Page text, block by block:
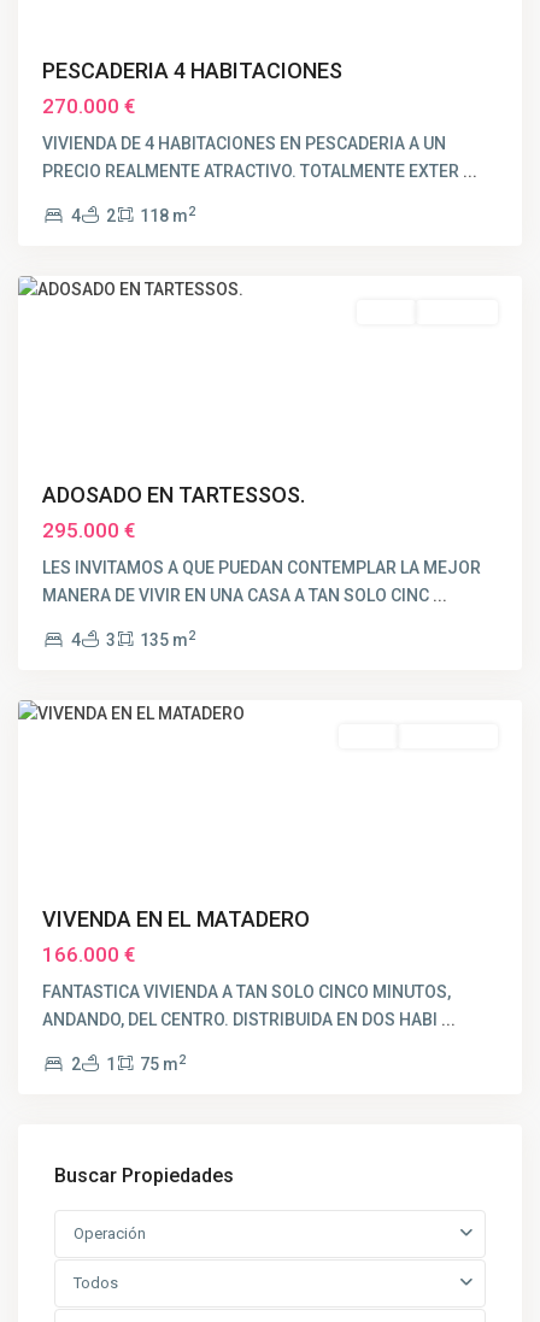
PESCADERIA 4 HABITACIONES
270.000 €
VIVIENDA DE 4 HABITACIONES EN PESCADERIA A UN
PRECIO REALMENTE ATRACTIVO. TOTALMENTE EXTER ...
4 2 118 m2
ADOSADO EN TARTESSOS.
295.000 €
LES INVITAMOS A QUE PUEDAN CONTEMPLAR LA MEJOR
MANERA DE VIVIR EN UNA CASA A TAN SOLO CINC ...
4 3 135 m2
VIVENDA EN EL MATADERO
166.000 €
FANTASTICA VIVIENDA A TAN SOLO CINCO MINUTOS,
ANDANDO, DEL CENTRO. DISTRIBUIDA EN DOS HABI ...
2 1 75 m2
Buscar Propiedades
Operación
Todos